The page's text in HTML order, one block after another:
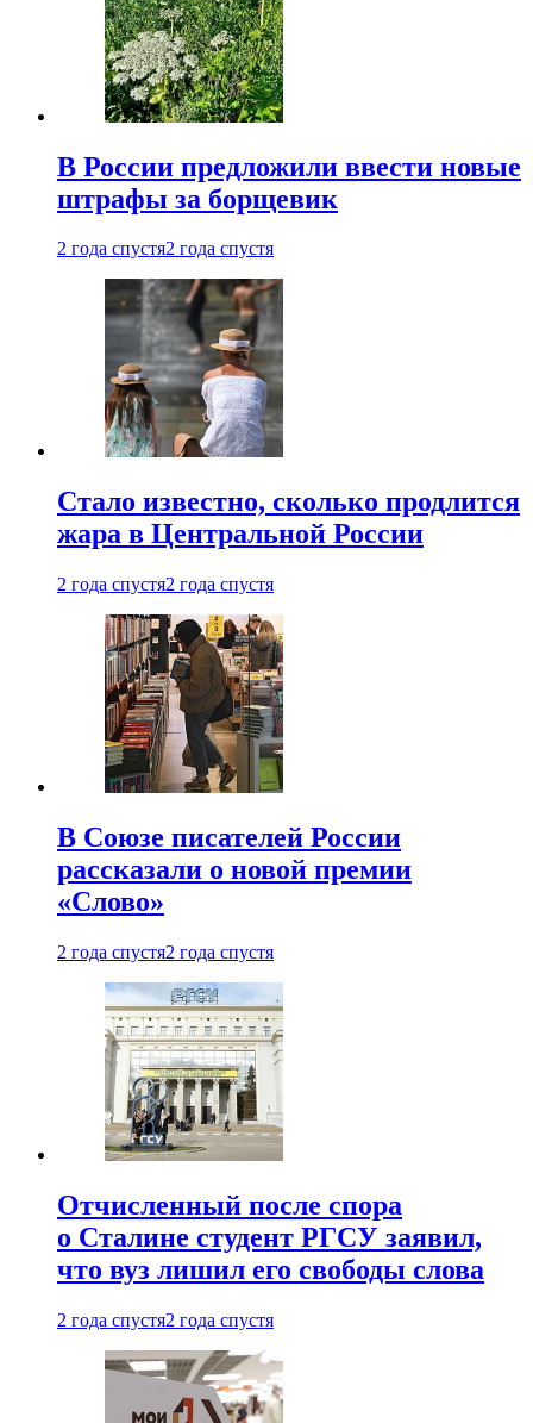
В России предложили ввести новые
штрафы за борщевик
2 года спустя2 года спустя
Стало известно, сколько продлится
жара в Центральной России
2 года спустя2 года спустя
В Союзе писателей России
рассказали о новой премии
«Слово»
2 года спустя2 года спустя
Отчисленный после спора
о Сталине студент РГСУ заявил,
что вуз лишил его свободы слова
2 года спустя2 года спустя